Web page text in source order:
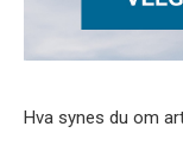
Hva synes du om